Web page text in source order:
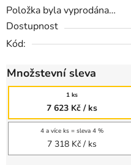
Položka byla vyprodána…
Dostupnost
Kód:
Množstevní sleva
1 ks
7 623 Kč / ks
4 a více ks = sleva 4 %
7 318 Kč / ks